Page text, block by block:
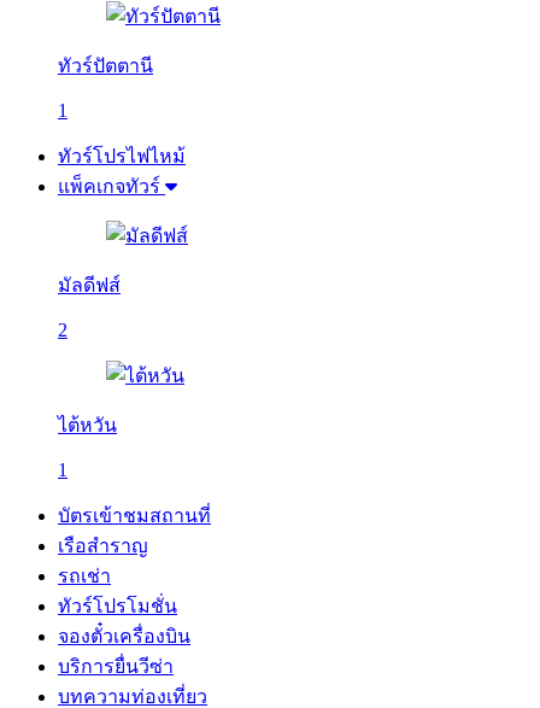
ทัวร์ปัตตานี
1
ทัวร์โปรไฟไหม้
แพ็คเกจทัวร์
มัลดีฟส์
2
ไต้หวัน
1
บัตรเข้าชมสถานที่
เรือสำราญ
รถเช่า
ทัวร์โปรโมชั่น
จองตั๋วเครื่องบิน
บริการยื่นวีซ่า
บทความท่องเที่ยว